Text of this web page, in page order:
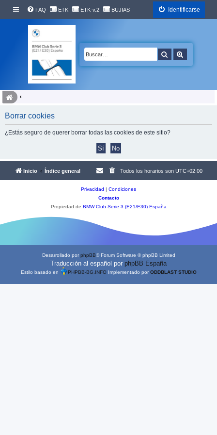
FAQ ETK ETK-v.2 BUJIAS Identificarse
Buscar
Borrar cookies
¿Estás seguro de querer borrar todas las cookies de este sitio?
Inicio Índice general Todos los horarios son UTC+02:00
Privacidad | Condiciones
Contacto
Propiedad de BMW Club Serie 3 (E21/E30) España
Desarrollado porphpBB® Forum Software © phpBB Limited
Traducción al español por phpBB España
Estilo basado en PHPBB-BG.INFOImplementado porODDBLAST STUDIO